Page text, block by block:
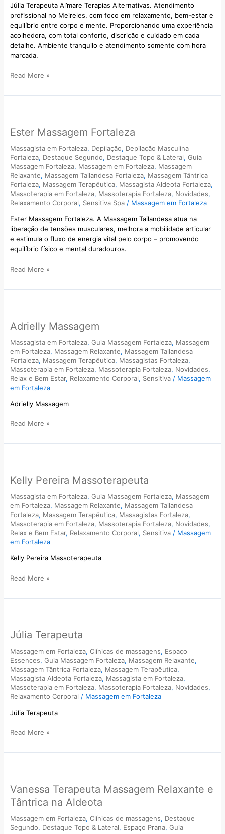
Júlia Terapeuta Al’mare Terapias Alternativas. Atendimento
profissional no Meireles, com foco em relaxamento, bem-estar e
equilíbrio entre corpo e mente. Proporcionando uma experiência
acolhedora, com total conforto, discrição e cuidado em cada
detalhe. Ambiente tranquilo e atendimento somente com hora
marcada.
Read More »
Ester Massagem Fortaleza
Massagista em Fortaleza, Depilação, Depilação Masculina
Fortaleza, Destaque Segundo, Destaque Topo & Lateral,Guia
Massagem Fortaleza, Massagem em Fortaleza, Massagem
Relaxante, Massagem Tailandesa Fortaleza, Massagem Tântrica
Fortaleza, Massagem Terapêutica, Massagista Aldeota Fortaleza,
Massoterapia em Fortaleza, Massoterapia Fortaleza, Novidades,
Relaxamento Corporal, Sensitiva Spa / Massagem em Fortaleza
Ester Massagem Fortaleza. A Massagem Tailandesa atua na
liberação de tensões musculares, melhora a mobilidade articular
e estimula o fluxo de energia vital pelo corpo – promovendo
equilíbrio físico e mental duradouros.
Fortaleza
Read More »
Adrielly Massagem
Massagista em Fortaleza,Guia Massagem Fortaleza, Massagem
em Fortaleza, Massagem Relaxante, Massagem Tailandesa
Fortaleza, Massagem Terapêutica, Massagistas Fortaleza,
Massoterapia em Fortaleza, Massoterapia Fortaleza, Novidades,
Relax e Bem Estar, Relaxamento Corporal, Sensitiva / Massagem
em Fortaleza
Adrielly Massagem
Read More »
Kelly Pereira Massoterapeuta
Massagista em Fortaleza,Guia Massagem Fortaleza, Massagem
em Fortaleza, Massagem Relaxante, Massagem Tailandesa
Fortaleza, Massagem Terapêutica, Massagistas Fortaleza,
Massoterapia em Fortaleza, Massoterapia Fortaleza, Novidades,
Relax e Bem Estar, Relaxamento Corporal, Sensitiva / Massagem
em Fortaleza
Kelly Pereira Massoterapeuta
Massoterapeuta
Read More »
Júlia Terapeuta
Massagem em Fortaleza,Clínicas de massagens, Espaço
Essences,Guia Massagem Fortaleza, Massagem Relaxante,
Massagem Tântrica Fortaleza, Massagem Terapêutica,
Massagista Aldeota Fortaleza, Massagista em Fortaleza,
Massoterapia em Fortaleza, Massoterapia Fortaleza, Novidades,
Relaxamento Corporal / Massagem em Fortaleza
Júlia Terapeuta
Read More »
Vanessa Terapeuta Massagem Relaxante e
Tântrica na Aldeota
Massagem em Fortaleza,Clínicas de massagens, Destaque
Segundo, Destaque Topo & Lateral, Espaço Prana,Guia
Massagem
Relaxante
e
Tântrica
na